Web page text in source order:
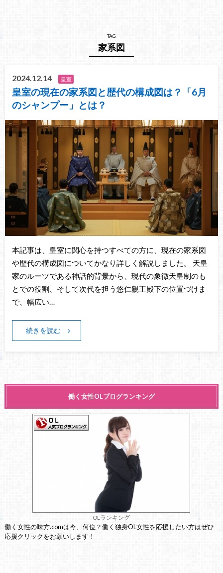
TAG
家系図
2024.12.14 皇室
皇室の現在の家系図と歴代の構成図は？「6月
のシャンプー」とは？
本記事は、皇室に関心を持つすべての方に、現在の家系図
や歴代の構成図についてかなり詳しく解説しました。 天皇
家のルーツである神話的背景から、現代の象徴天皇制のも
とでの役割、そして次代を担う悠仁親王殿下の位置づけま
で、幅広い…
続きを読む
働く女性OLブログランキング
OLランキング
働く女性の味方.comは今、何位？働く独身OL女性を応援したい方はぜひ
応援クリックをお願いします！